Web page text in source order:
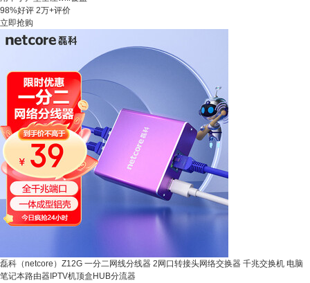
98%好评 2万+评价
立即抢购
磊科（netcore）Z12G 一分二网线分线器 2网口转接头网络交换器 千兆交换机 电脑
笔记本路由器IPTV机顶盒HUB分流器